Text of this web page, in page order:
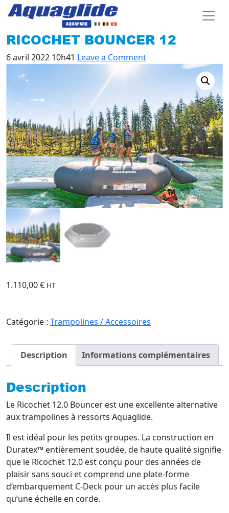
RICOCHET BOUNCER 12
6 avril 2022 10h41 Leave a Comment
1.110,00€ HT
Catégorie : Trampolines / Accessoires
Description Informations complémentaires
Description
Le Ricochet 12.0 Bouncer est une excellente alternative
aux trampolines à ressorts Aquaglide.
Il est idéal pour les petits groupes. La construction en
Duratex™ entièrement soudée, de haute qualité signifie
que le Ricochet 12.0 est conçu pour des années de
plaisir sans souci et comprend une plate-forme
d’embarquement C-Deck pour un accès plus facile
qu’une échelle en corde.